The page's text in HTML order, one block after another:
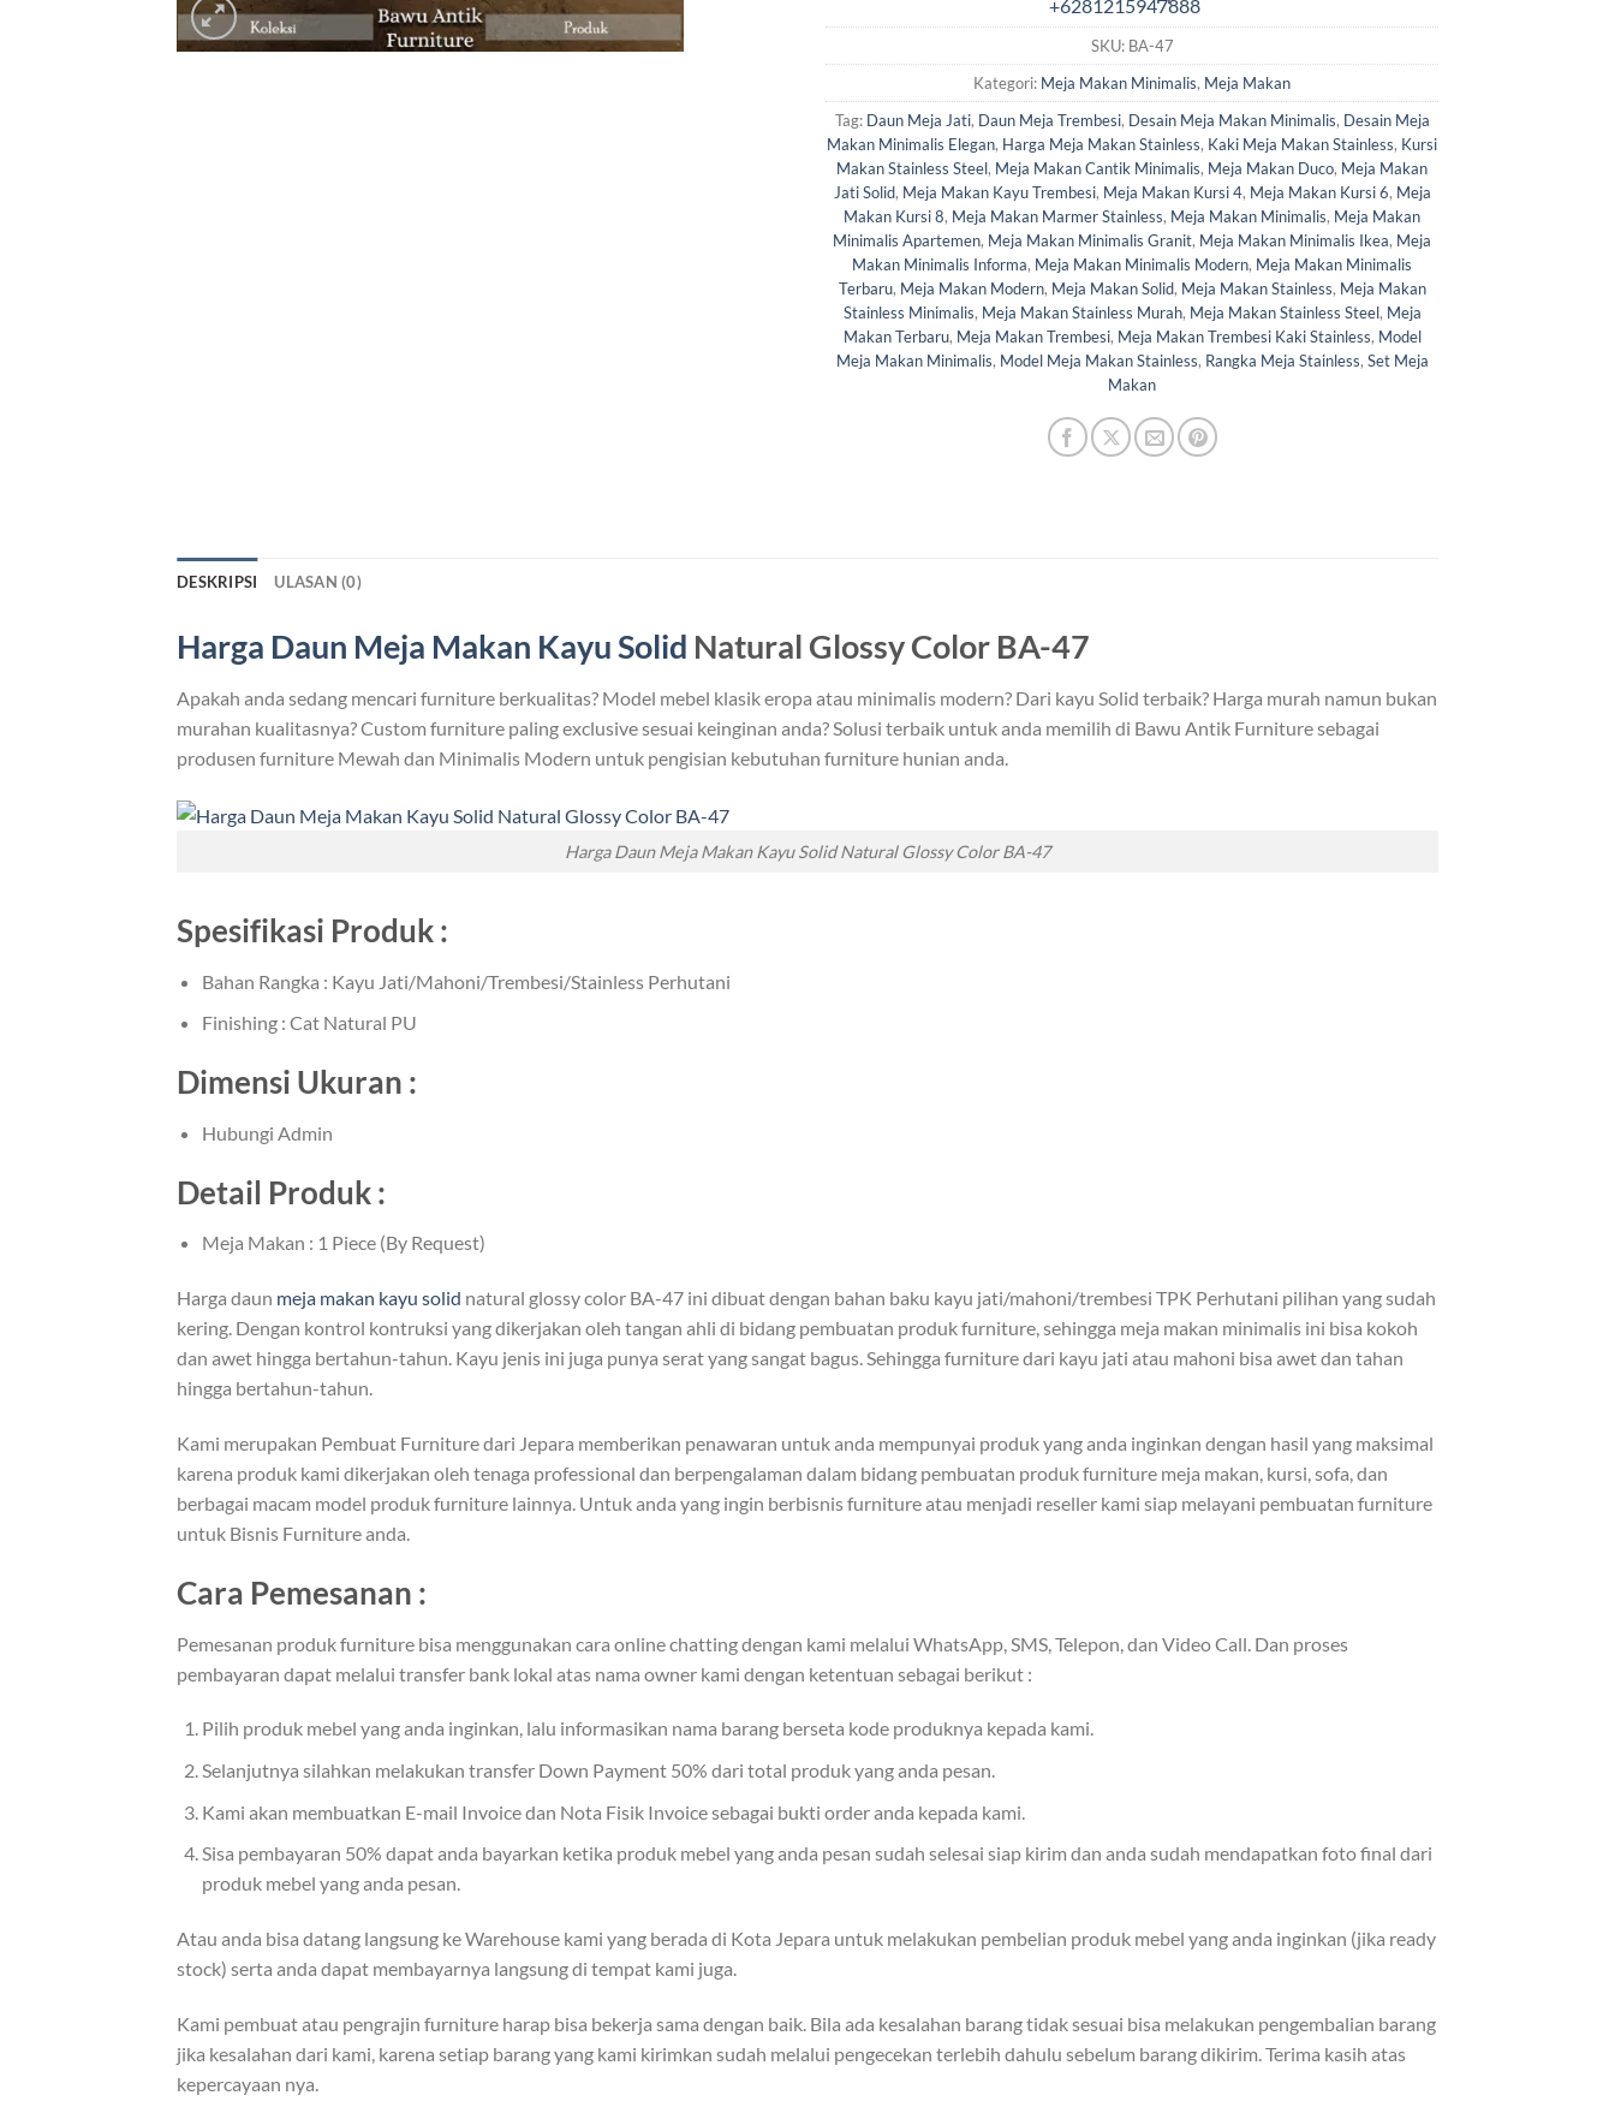
SKU: BA-47
Kategori: Meja Makan Minimalis, Meja Makan
Tag: Daun Meja Jati, Daun Meja Trembesi, Desain Meja Makan Minimalis, Desain Meja
Makan Minimalis Elegan, Harga Meja Makan Stainless, Kaki Meja Makan Stainless, Kursi
Makan Stainless Steel, Meja Makan Cantik Minimalis, Meja Makan Duco, Meja Makan
Jati Solid, Meja Makan Kayu Trembesi, Meja Makan Kursi 4, Meja Makan Kursi 6, Meja
Makan Kursi 8, Meja Makan Marmer Stainless, Meja Makan Minimalis, Meja Makan
Minimalis Apartemen, Meja Makan Minimalis Granit, Meja Makan Minimalis Ikea, Meja
Makan Minimalis Informa, Meja Makan Minimalis Modern, Meja Makan Minimalis
Terbaru, Meja Makan Modern, Meja Makan Solid, Meja Makan Stainless, Meja Makan
Stainless Minimalis, Meja Makan Stainless Murah, Meja Makan Stainless Steel, Meja
Makan Terbaru, Meja Makan Trembesi, Meja Makan Trembesi Kaki Stainless, Model
Meja Makan Minimalis, Model Meja Makan Stainless, Rangka Meja Stainless, Set Meja
Makan
DESKRIPSI ULASAN (0)
Harga Daun Meja Makan Kayu Solid Natural Glossy Color BA-47
Apakah anda sedang mencari furniture berkualitas? Model mebel klasik eropa atau minimalis modern? Dari kayu Solid terbaik? Harga murah namun bukan
murahan kualitasnya? Custom furniture paling exclusive sesuai keinginan anda? Solusi terbaik untuk anda memilih di Bawu Antik Furniture sebagai
produsen furniture Mewah dan Minimalis Modern untuk pengisian kebutuhan furniture hunian anda.
Harga Daun Meja Makan Kayu Solid Natural Glossy Color BA-47
Spesifikasi Produk :
Bahan Rangka : Kayu Jati/Mahoni/Trembesi/Stainless Perhutani
Finishing : Cat Natural PU
Dimensi Ukuran :
Hubungi Admin
Detail Produk :
Meja Makan : 1 Piece (By Request)
Harga daun meja makan kayu solid natural glossy color BA-47 ini dibuat dengan bahan baku kayu jati/mahoni/trembesi TPK Perhutani pilihan yang sudah
kering. Dengan kontrol kontruksi yang dikerjakan oleh tangan ahli di bidang pembuatan produk furniture, sehingga meja makan minimalis ini bisa kokoh
dan awet hingga bertahun-tahun. Kayu jenis ini juga punya serat yang sangat bagus. Sehingga furniture dari kayu jati atau mahoni bisa awet dan tahan
hingga bertahun-tahun.
Kami merupakan Pembuat Furniture dari Jepara memberikan penawaran untuk anda mempunyai produk yang anda inginkan dengan hasil yang maksimal
karena produk kami dikerjakan oleh tenaga professional dan berpengalaman dalam bidang pembuatan produk furniture meja makan, kursi, sofa, dan
berbagai macam model produk furniture lainnya. Untuk anda yang ingin berbisnis furniture atau menjadi reseller kami siap melayani pembuatan furniture
untuk Bisnis Furniture anda.
Cara Pemesanan :
Pemesanan produk furniture bisa menggunakan cara online chatting dengan kami melalui WhatsApp, SMS, Telepon, dan Video Call. Dan proses
pembayaran dapat melalui transfer bank lokal atas nama owner kami dengan ketentuan sebagai berikut :
Pilih produk mebel yang anda inginkan, lalu informasikan nama barang berseta kode produknya kepada kami.
Selanjutnya silahkan melakukan transfer Down Payment 50% dari total produk yang anda pesan.
Kami akan membuatkan E-mail Invoice dan Nota Fisik Invoice sebagai bukti order anda kepada kami.
Sisa pembayaran 50% dapat anda bayarkan ketika produk mebel yang anda pesan sudah selesai siap kirim dan anda sudah mendapatkan foto final dari
produk mebel yang anda pesan.
Atau anda bisa datang langsung ke Warehouse kami yang berada di Kota Jepara untuk melakukan pembelian produk mebel yang anda inginkan (jika ready
stock) serta anda dapat membayarnya langsung di tempat kami juga.
Kami pembuat atau pengrajin furniture harap bisa bekerja sama dengan baik. Bila ada kesalahan barang tidak sesuai bisa melakukan pengembalian barang
jika kesalahan dari kami, karena setiap barang yang kami kirimkan sudah melalui pengecekan terlebih dahulu sebelum barang dikirim. Terima kasih atas
kepercayaan nya.